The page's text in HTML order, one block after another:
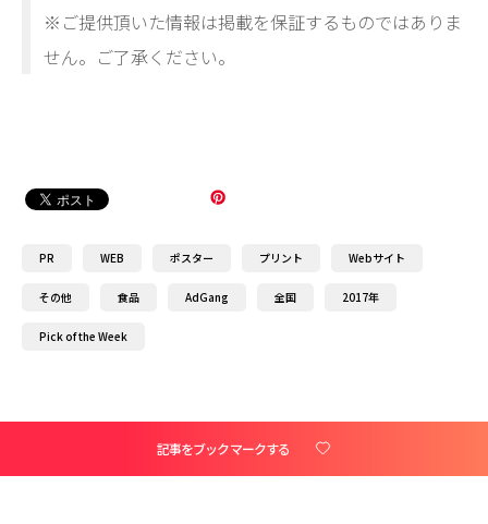
※ご提供頂いた情報は掲載を保証するものではありま
せん。ご了承ください。
PR WEB ポスター プリント Webサイト
その他 食品 AdGang 全国 2017年
Pick of the Week
記事をブックマークする